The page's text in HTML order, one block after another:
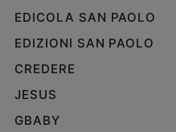
EDICOLA SAN PAOLO
EDIZIONI SAN PAOLO
CREDERE
JESUS
GBABY